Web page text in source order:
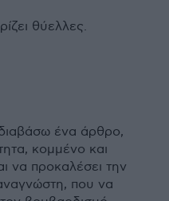
θύελλες.
ένα άρθρο,
κομμένο και
να προκαλέσει την
που να